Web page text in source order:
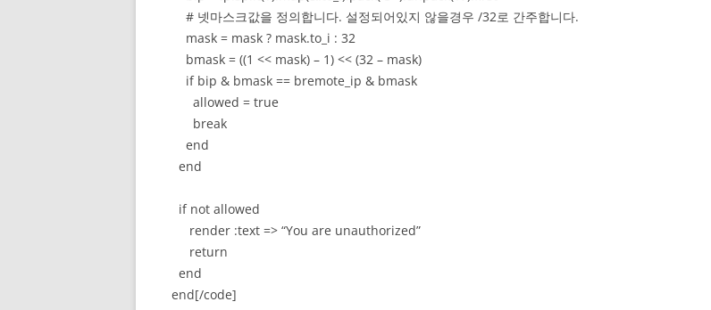
# 넷마스크값을 정의합니다. 설정되어있지 않을경우 /32로 간주합니다.
mask = mask ? mask.to_i : 32
bmask = ((1 << mask) – 1) << (32 – mask)
if bip & bmask == bremote_ip & bmask
allowed = true
break
end
end
if not allowed
render :text => “You are unauthorized”
return
end
end[/code]